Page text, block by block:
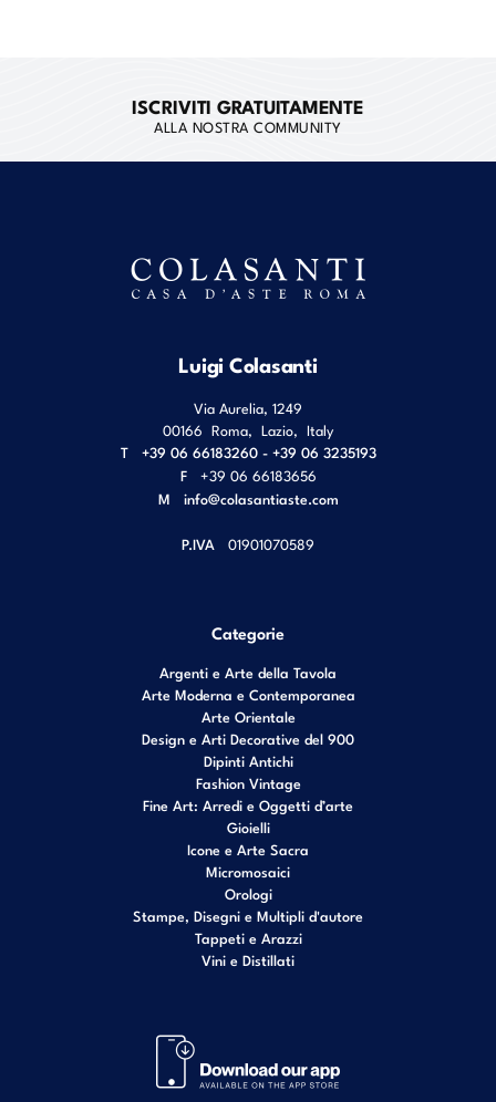
ISCRIVITI GRATUITAMENTE
ALLA NOSTRA COMMUNITY
Luigi Colasanti
Via Aurelia, 1249
00166 Roma Lazio Italy
T
+39 06 66183260 - +39 06 3235193
F
+39 06 66183656
M info@colasantiaste.com
P.IVA 01901070589
Categorie
Argenti e Arte della Tavola
Arte Moderna e Contemporanea
Arte Orientale
Design e Arti Decorative del 900
Dipinti Antichi
Fashion Vintage
Fine Art: Arredi e Oggetti d’arte
Gioielli
Icone e Arte Sacra
Micromosaici
Orologi
Stampe, Disegni e Multipli d'autore
Tappeti e Arazzi
Vini e Distillati